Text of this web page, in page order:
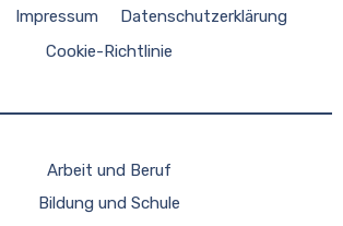
Impressum
Datenschutzerklärung
Cookie-Richtlinie
Arbeit und Beruf
Bildung und Schule